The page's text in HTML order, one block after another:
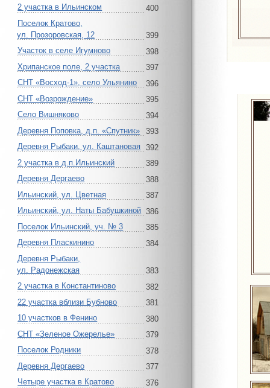
2 участка в Ильинском
400
Поселок Кратово,
ул. Прозоровская, 12
399
Участок в селе Игумново
398
Хрипанское поле, 2 участка
397
СНТ «Восход-1», село Ульянино
396
СНТ «Возрождение»
395
Село Вишняково
394
Деревня Поповка, д.п. «Спутник»
393
Деревня Рыбаки, ул. Каштановая 392
2 участка в д.п.Ильинский
389
Деревня Дергаево
388
Ильинский, ул. Цветная
387
Ильинский, ул. Наты Бабушкиной 386
Поселок Ильинский, уч. № 3
385
Деревня Пласкинино
384
Деревня Рыбаки,
ул. Радонежская
383
2 участка в Константиново
382
22 участка вблизи Бубново
381
10 участков в Фенино
380
СНТ «Зеленое Ожерелье»
379
Поселок Родники
378
Деревня Дергаево
377
Четыре участка в Кратово
376